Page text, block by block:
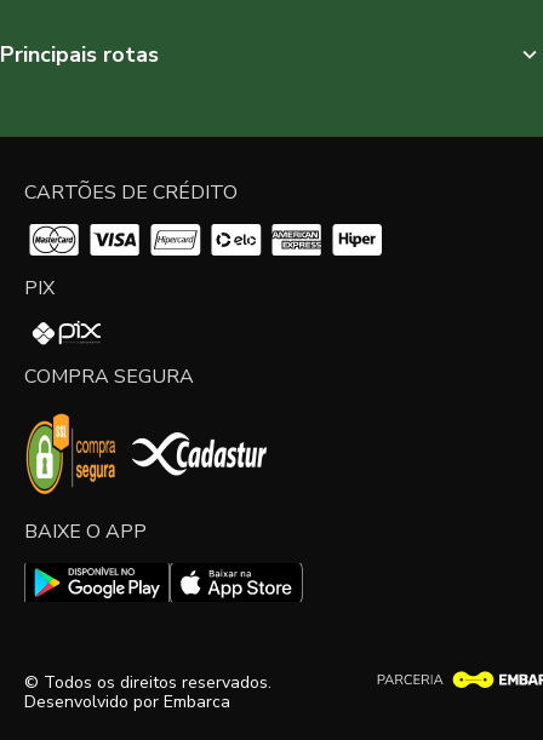
Principais rotas
CARTÕES DE CRÉDITO
PIX
COMPRA SEGURA
BAIXE O APP
© Todos os direitos reservados.
Desenvolvido por Embarca